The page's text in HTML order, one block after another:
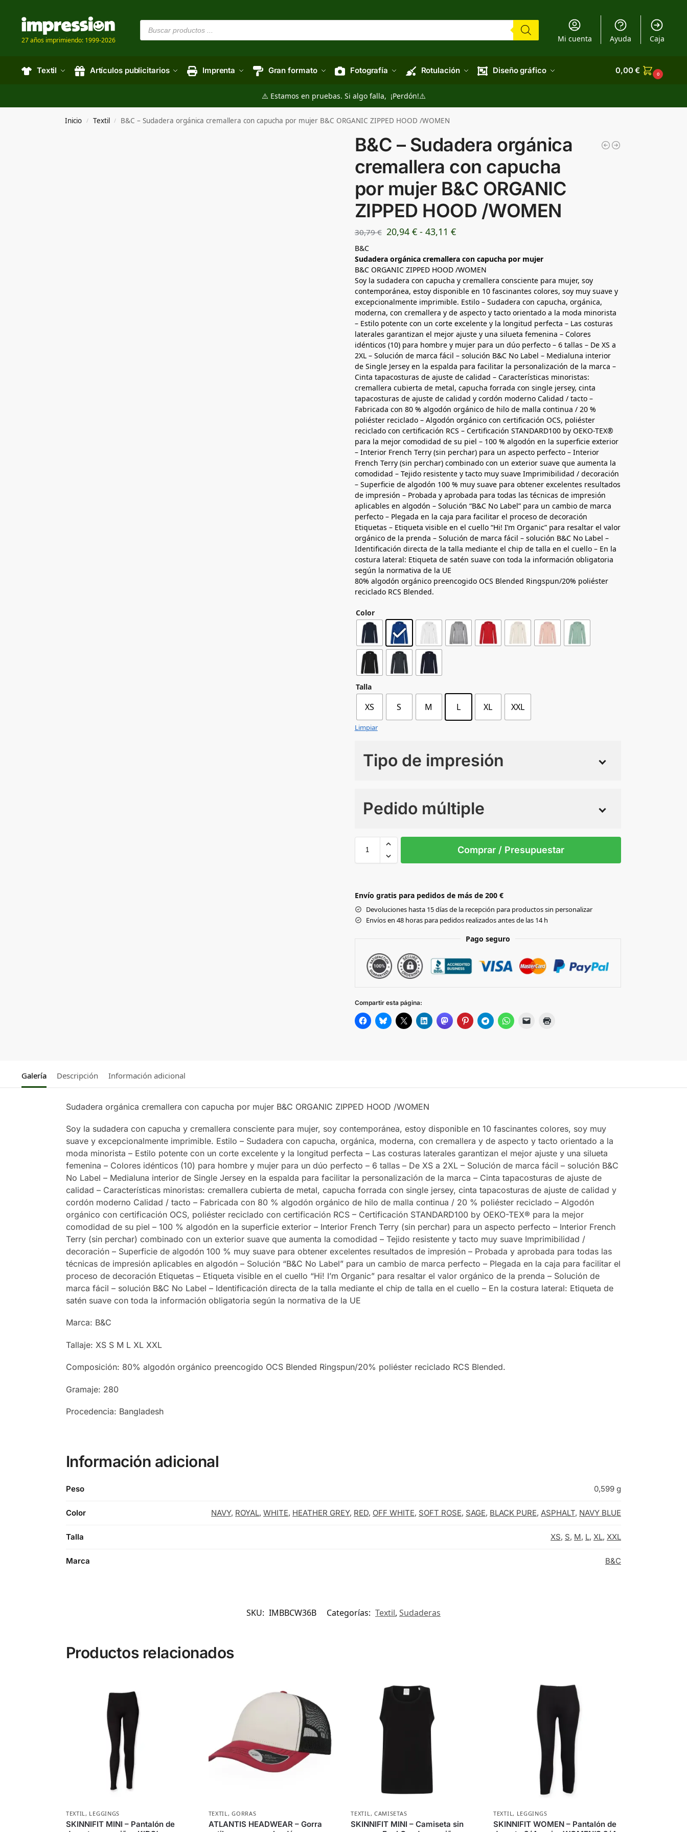
27 años imprimiendo: 1999-2026 Mi cuenta Ayuda Caja
Textil Artículos publicitarios Imprenta Gran formato Fotografía Rotulación Diseño gráfico 0,00€ 0
⚠️ Estamos en pruebas. Si algo falla, ¡Perdón!⚠️
Inicio / Textil / B&C – Sudadera orgánica cremallera con capucha por mujer B&C ORGANIC ZIPPED HOOD /WOMEN
B&C – Sudadera orgánica
cremallera con capucha
por mujer B&C ORGANIC
ZIPPED HOOD /WOMEN
30,79€ 20,94 € - 43,11 €
B&C
Sudadera orgánica cremallera con capucha por mujer
B&C ORGANIC ZIPPED HOOD /WOMEN
Soy la sudadera con capucha y cremallera consciente para mujer, soy
contemporánea, estoy disponible en 10 fascinantes colores, soy muy suave y
excepcionalmente imprimible. Estilo – Sudadera con capucha, orgánica,
moderna, con cremallera y de aspecto y tacto orientado a la moda minorista
– Estilo potente con un corte excelente y la longitud perfecta – Las costuras
laterales garantizan el mejor ajuste y una silueta femenina – Colores
idénticos (10) para hombre y mujer para un dúo perfecto – 6 tallas – De XS a
2XL – Solución de marca fácil – solución B&C No Label – Medialuna interior
de Single Jersey en la espalda para facilitar la personalización de la marca –
Cinta tapacosturas de ajuste de calidad – Características minoristas:
cremallera cubierta de metal, capucha forrada con single jersey, cinta
tapacosturas de ajuste de calidad y cordón moderno Calidad / tacto –
Fabricada con 80 % algodón orgánico de hilo de malla continua / 20 %
poliéster reciclado – Algodón orgánico con certificación OCS, poliéster
reciclado con certificación RCS – Certificación STANDARD100 by OEKO-TEX®
para la mejor comodidad de su piel – 100 % algodón en la superficie exterior
– Interior French Terry (sin perchar) para un aspecto perfecto – Interior
French Terry (sin perchar) combinado con un exterior suave que aumenta la
comodidad – Tejido resistente y tacto muy suave Imprimibilidad / decoración
– Superficie de algodón 100 % muy suave para obtener excelentes resultados
de impresión – Probada y aprobada para todas las técnicas de impresión
aplicables en algodón – Solución “B&C No Label” para un cambio de marca
perfecto – Plegada en la caja para facilitar el proceso de decoración
Etiquetas – Etiqueta visible en el cuello “Hi! I’m Organic” para resaltar el valor
orgánico de la prenda – Solución de marca fácil – solución B&C No Label –
Identificación directa de la talla mediante el chip de talla en el cuello – En la
costura lateral: Etiqueta de satén suave con toda la información obligatoria
según la normativa de la UE
80% algodón orgánico preencogido OCS Blended Ringspun/20% poliéster
reciclado RCS Blended.
Color
Talla
XS S M L XL XXL
Limpiar
Tipo de impresión
Pedido múltiple
ROYAL
RED
SOFT ROSE
SAGE
BLACK
HEATHER
GREY
NAVY BLUE
NAVY
Comprar / Presupuestar
Envío gratis para pedidos de más de 200 €
Devoluciones hasta 15 días de la recepción para productos sin personalizar
Envíos en 48 horas para pedidos realizados antes de las 14 h
Pago seguro
Compartir esta página:
Galería Descripción Información adicional
Sudadera orgánica cremallera con capucha por mujer B&C ORGANIC ZIPPED HOOD /WOMEN
Soy la sudadera con capucha y cremallera consciente para mujer, soy contemporánea, estoy disponible en 10 fascinantes colores, soy muy
suave y excepcionalmente imprimible. Estilo – Sudadera con capucha, orgánica, moderna, con cremallera y de aspecto y tacto orientado a la
moda minorista – Estilo potente con un corte excelente y la longitud perfecta – Las costuras laterales garantizan el mejor ajuste y una silueta
femenina – Colores idénticos (10) para hombre y mujer para un dúo perfecto – 6 tallas – De XS a 2XL – Solución de marca fácil – solución B&C
No Label – Medialuna interior de Single Jersey en la espalda para facilitar la personalización de la marca – Cinta tapacosturas de ajuste de
calidad – Características minoristas: cremallera cubierta de metal, capucha forrada con single jersey, cinta tapacosturas de ajuste de calidad y
cordón moderno Calidad / tacto – Fabricada con 80 % algodón orgánico de hilo de malla continua / 20 % poliéster reciclado – Algodón
orgánico con certificación OCS, poliéster reciclado con certificación RCS – Certificación STANDARD100 by OEKO-TEX® para la mejor
comodidad de su piel – 100 % algodón en la superficie exterior – Interior French Terry (sin perchar) para un aspecto perfecto – Interior French
Terry (sin perchar) combinado con un exterior suave que aumenta la comodidad – Tejido resistente y tacto muy suave Imprimibilidad /
decoración – Superficie de algodón 100 % muy suave para obtener excelentes resultados de impresión – Probada y aprobada para todas las
técnicas de impresión aplicables en algodón – Solución “B&C No Label” para un cambio de marca perfecto – Plegada en la caja para facilitar el
proceso de decoración Etiquetas – Etiqueta visible en el cuello “Hi! I’m Organic” para resaltar el valor orgánico de la prenda – Solución de
marca fácil – solución B&C No Label – Identificación directa de la talla mediante el chip de talla en el cuello – En la costura lateral: Etiqueta de
satén suave con toda la información obligatoria según la normativa de la UE
Marca: B&C
Tallaje: XS S M L XL XXL
Composición: 80% algodón orgánico preencogido OCS Blended Ringspun/20% poliéster reciclado RCS Blended.
Gramaje: 280
Procedencia: Bangladesh
Información adicional
Peso 0,599 g
Color NAVY, ROYAL, WHITE, HEATHER GREY, RED, OFF WHITE, SOFT ROSE, SAGE, BLACK PURE, ASPHALT, NAVY BLUE
Talla XS, S, M, L, XL, XXL
Marca B&C
SKU: IMBBCW36B Categorías: Textil, Sudaderas
Productos relacionados
TEXTIL, LEGGINGS
SKINNIFIT MINI – Pantalón de
TEXTIL,GORRAS
ATLANTIS HEADWEAR – Gorra
TEXTIL, CAMISETAS
SKINNIFIT MINI – Camiseta sin
TEXTIL, LEGGINGS
SKINNIFIT WOMEN – Pantalón de